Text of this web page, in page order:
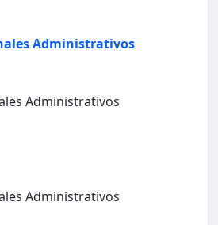
Administrativos
Administrativos
Administrativos